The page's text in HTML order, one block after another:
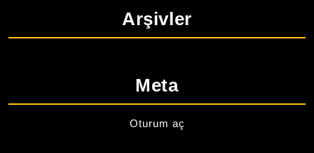
Arşivler
Meta
Oturum aç